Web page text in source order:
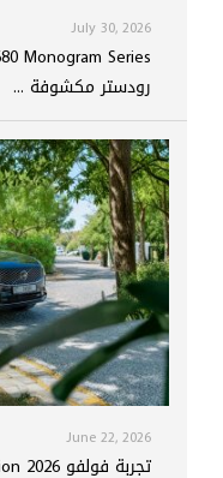
July 30, 2026
رودستر مكشوفة ...
June 22, 2026